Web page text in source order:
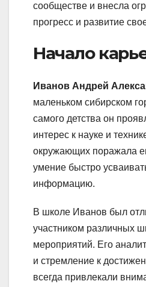
сообществе и внесла
прогресс и развитие
Начало
Иванов Андрей
маленьком сибирском
самого детства он
интерес к науке и
окружающих поражала
умение быстро
информацию.
В школе Иванов был
участником различных
мероприятий. Его
и стремление к
всегда привлекали